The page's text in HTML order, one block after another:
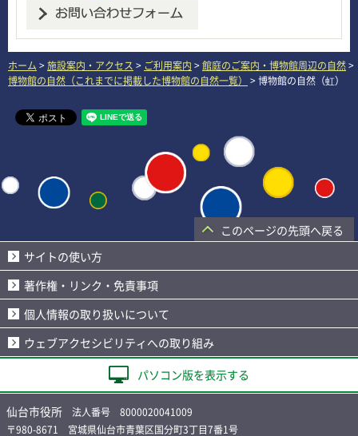
ホーム >施設案内・アクセス > ご利用案内 >館庭のご案内・博物館周辺の自然>
博物館の自然（これまでに掲載した博物館の自然一覧）
> 博物館の自然（虹）
このページの先頭へ戻る
サイトの使い方
著作権・リンク・免責事項
個人情報の取り扱いについて
ウェブアクセシビリティへの取り組み
パソコン版を表示する
仙台市役所 法人番号 8000020041009
〒980-8671 宮城県仙台市青葉区国分町3丁目7番1号